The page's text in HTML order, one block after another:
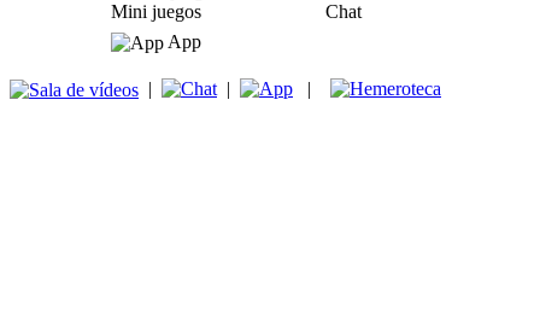
Mini juegos
Chat
App
| | |